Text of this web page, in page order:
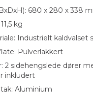
680 x 280 x 338
kg
Industrielt kaldvalset
Pulverlakkert
2 sidehengslede dører
inkludert
Aluminium